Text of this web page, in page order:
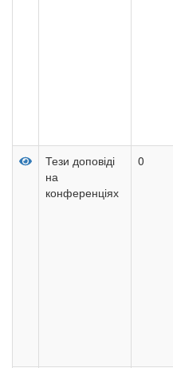
Тези доповіді
на
конференціях
0